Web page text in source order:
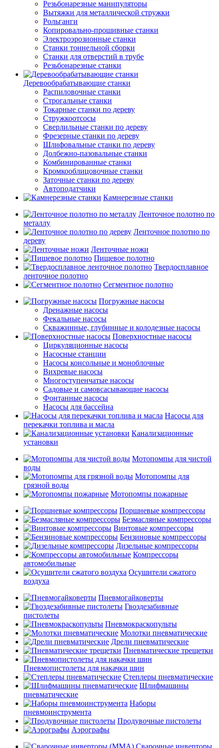
Резьбонарезные манипуляторы
Вытяжки для металлической стружки
Рольганги
Копировально-прошивные станки
Электроэрозионные станки
Станки тоннельной сборки
Станки для отверстий в трубе
Резьбонарезные станки
Деревообрабатывающие станки
Распиловочные станки
Строгальные станки
Токарные станки по дереву
Стружкоотсосы
Сверлильные станки по дереву
Фрезерные станки по дереву
Шлифовальные станки по дереву
Долбежно-пазовальные станки
Комбинированные станки
Кромкооблицовочные станки
Заточные станки по дереву
Автоподатчики
Камнерезные станки
Ленточное полотно по
металлу
Ленточное полотно по
дереву
Ленточные ножи
Пищевое полотно
Твердосплавное
ленточное полотно
Сегментное полотно
Погружные насосы
Дренажные насосы
Фекальные насосы
Скважинные, глубинные и колодезные насосы
Поверхностные насосы
Циркуляционные насосы
Насосные станции
Насосы консольные и моноблочные
Вихревые насосы
Многоступенчатые насосы
Садовые и самовсасывающие насосы
Фонтанные насосы
Насосы для бассейна
Насосы для
перекачки топлива и масла
Канализационные
установки
Мотопомпы для чистой
воды
Мотопомпы для
грязной воды
Мотопомпы пожарные
Поршневые компрессоры
Безмасляные компрессоры
Винтовые компрессоры
Бензиновые компрессоры
Дизельные компрессоры
Компрессоры
автомобильные
Осушители сжатого
воздуха
Пневмогайковерты
Гвоздезабивные
пистолеты
Пневмокраскопульты
Молотки пневматические
Дрели пневматические
Пневматические трещетки
Пневмопистолеты для накачки шин
Степлеры пневматические
Шлифмашины
пневматические
Наборы
пневмоинструмента
Продувочные пистолеты
Аэрографы
Сварочные инверторы